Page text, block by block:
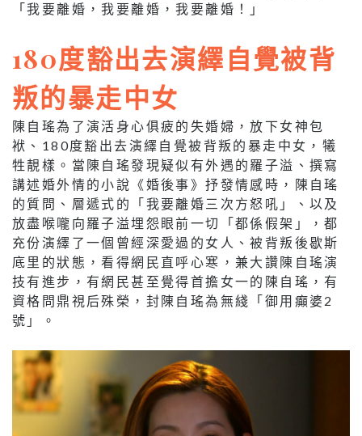
「我要離婚，我要離婚，我要離婚！」
180度豁出去演繹自覺被背
叛的暴走中女
陳自瑤為了演活身心俱疲的失婚婦，放下女神包
袱、180度豁出去演繹自覺被背叛的暴走中女，犧
牲靚樣。當陳自瑤發現疑似有外遇的羅子溢、撰寫
講述婚外情的小說《婚後事》抒發情感時，陳自瑤
的質問、層遞式的「我要離婚三次方怒吼」、以及
放盡喉嚨向羅子溢埋怨眼前一切「都係假架」，都
充份演繹了一個曾經深愛過的女人、被背叛後歇斯
底里的狀態，看得網民直呼心寒，兼大讚陳自瑤演
技有進步，有網民甚至覺得首擔女一的陳自瑤，有
資格問鼎視后殊榮，封陳自瑤為無綫「御用癲婆2
號」。